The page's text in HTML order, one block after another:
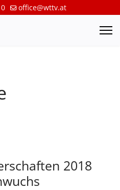
office@wttv.at
2018